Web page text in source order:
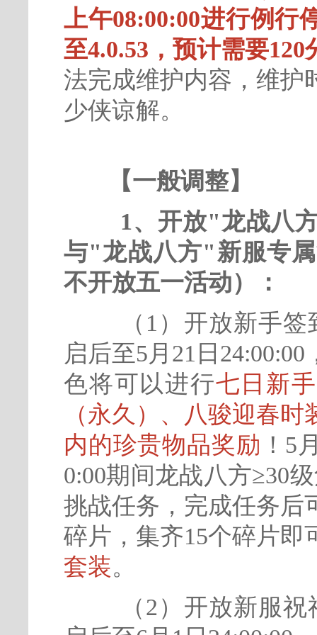
上午08:00:00进行例行
至4.0.53，预计需要120
法完成维护内容，维护
少侠谅解。
【一般调整】
1、开放"龙战八
与"龙战八方"新服专
不开放五一活动）：
（1）开放新手
启后至5月21日
色将可以进行七日新
（永久）、八骏迎春
内的珍贵物品奖励 ！5
0:00期间龙战八方≥30
挑战任务，完成任务后
碎片，集齐15个碎片即
套装。
（2）开放新服